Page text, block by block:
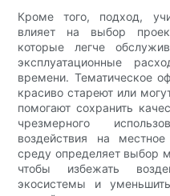
Кроме того, подход,
влияет на выбор
которые легче
эксплуатационные
времени. Тематическое
красиво стареют или
помогают сохранить
чрезмерного
воздействия на
среду определяет выбор
чтобы избежать
экосистемы и